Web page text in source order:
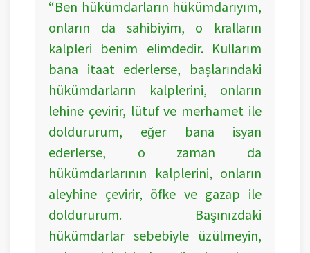
“Ben hükümdarların hükümdarıyım,
onların da sahibiyim, o kralların
kalpleri benim elimdedir. Kullarım
bana itaat ederlerse, başlarındaki
hükümdarların kalplerini, onların
lehine çevirir, lütuf ve merhamet ile
doldururum, eğer bana isyan
ederlerse, o zaman da
hükümdarlarının kalplerini, onların
aleyhine çevirir, öfke ve gazap ile
doldururum. Başınızdaki
hükümdarlar sebebiyle üzülmeyin,